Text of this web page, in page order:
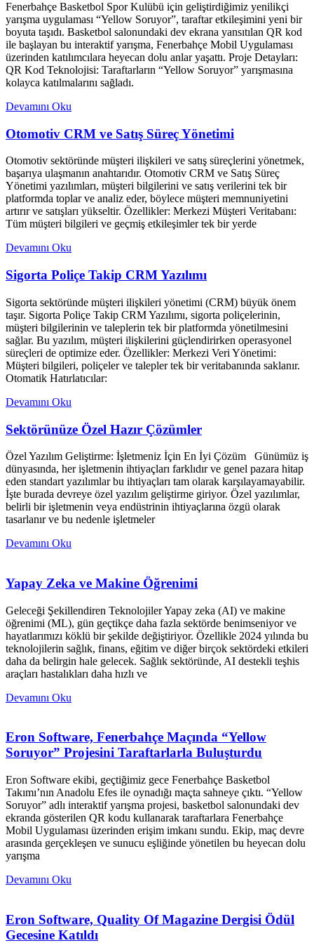
Fenerbahçe Basketbol Spor Kulübü için geliştirdiğimiz yenilikçi
yarışma uygulaması “Yellow Soruyor”, taraftar etkileşimini yeni bir
boyuta taşıdı. Basketbol salonundaki dev ekrana yansıtılan QR kod
ile başlayan bu interaktif yarışma, Fenerbahçe Mobil Uygulaması
üzerinden katılımcılara heyecan dolu anlar yaşattı. Proje Detayları:
QR Kod Teknolojisi: Taraftarların “Yellow Soruyor” yarışmasına
kolayca katılmalarını sağladı.
Devamını Oku
Otomotiv CRM ve Satış Süreç Yönetimi
Otomotiv sektöründe müşteri ilişkileri ve satış süreçlerini yönetmek,
başarıya ulaşmanın anahtarıdır. Otomotiv CRM ve Satış Süreç
Yönetimi yazılımları, müşteri bilgilerini ve satış verilerini tek bir
platformda toplar ve analiz eder, böylece müşteri memnuniyetini
artırır ve satışları yükseltir. Özellikler: Merkezi Müşteri Veritabanı:
Tüm müşteri bilgileri ve geçmiş etkileşimler tek bir yerde
Devamını Oku
Sigorta Poliçe Takip CRM Yazılımı
Sigorta sektöründe müşteri ilişkileri yönetimi (CRM) büyük önem
taşır. Sigorta Poliçe Takip CRM Yazılımı, sigorta poliçelerinin,
müşteri bilgilerinin ve taleplerin tek bir platformda yönetilmesini
sağlar. Bu yazılım, müşteri ilişkilerini güçlendirirken operasyonel
süreçleri de optimize eder. Özellikler: Merkezi Veri Yönetimi:
Müşteri bilgileri, poliçeler ve talepler tek bir veritabanında saklanır.
Otomatik Hatırlatıcılar:
Devamını Oku
Sektörünüze Özel Hazır Çözümler
Özel Yazılım Geliştirme: İşletmeniz İçin En İyi Çözüm Günümüz iş
dünyasında, her işletmenin ihtiyaçları farklıdır ve genel pazara hitap
eden standart yazılımlar bu ihtiyaçları tam olarak karşılayamayabilir.
İşte burada devreye özel yazılım geliştirme giriyor. Özel yazılımlar,
belirli bir işletmenin veya endüstrinin ihtiyaçlarına özgü olarak
tasarlanır ve bu nedenle işletmeler
Devamını Oku
Yapay Zeka ve Makine Öğrenimi
Geleceği Şekillendiren Teknolojiler Yapay zeka (AI) ve makine
öğrenimi (ML), gün geçtikçe daha fazla sektörde benimseniyor ve
hayatlarımızı köklü bir şekilde değiştiriyor. Özellikle 2024 yılında bu
teknolojilerin sağlık, finans, eğitim ve diğer birçok sektördeki etkileri
daha da belirgin hale gelecek. Sağlık sektöründe, AI destekli teşhis
araçları hastalıkları daha hızlı ve
Devamını Oku
Eron Software, Fenerbahçe Maçında “Yellow
Soruyor” Projesini Taraftarlarla Buluşturdu
Eron Software ekibi, geçtiğimiz gece Fenerbahçe Basketbol
Takımı’nın Anadolu Efes ile oynadığı maçta sahneye çıktı. “Yellow
Soruyor” adlı interaktif yarışma projesi, basketbol salonundaki dev
ekranda gösterilen QR kodu kullanarak taraftarlara Fenerbahçe
Mobil Uygulaması üzerinden erişim imkanı sundu. Ekip, maç devre
arasında gerçekleşen ve sunucu eşliğinde yönetilen bu heyecan dolu
yarışma
Devamını Oku
Eron Software, Quality Of Magazine Dergisi Ödül
Gecesine Katıldı